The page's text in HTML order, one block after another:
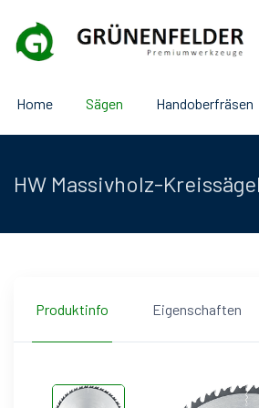
Home Sägen Handoberfräsen
HW Massivholz-
Produktinfo Eigenschaften